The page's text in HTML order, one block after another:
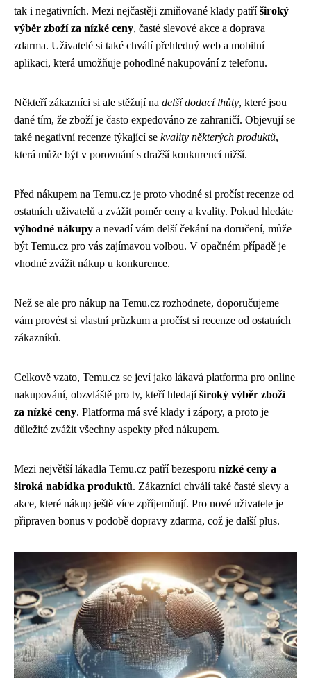
tak i negativních. Mezi nejčastěji zmiňované klady patříširoký
výběr zboží za nízké ceny, časté slevové akce a doprava
zdarma. Uživatelé si také chválí přehledný web a mobilní
aplikaci, která umožňuje pohodlné nakupování z telefonu.
Někteří zákazníci si ale stěžují na delší dodací lhůty, které jsou
dané tím, že zboží je často expedováno ze zahraničí. Objevují se
také negativní recenze týkající se kvality některých produktů,
která může být v porovnání s dražší konkurencí nižší.
Před nákupem na Temu.cz je proto vhodné si pročíst recenze od
ostatních uživatelů a zvážit poměr ceny a kvality. Pokud hledáte
výhodné nákupy a nevadí vám delší čekání na doručení, může
být Temu.cz pro vás zajímavou volbou. V opačném případě je
vhodné zvážit nákup u konkurence.
Než se ale pro nákup na Temu.cz rozhodnete, doporučujeme
vám provést si vlastní průzkum a pročíst si recenze od ostatních
zákazníků.
Celkově vzato, Temu.cz se jeví jako lákavá platforma pro online
nakupování, obzvláště pro ty, kteří hledajíširoký výběr zboží
za nízké ceny. Platforma má své klady i zápory, a proto je
důležité zvážit všechny aspekty před nákupem.
Mezi největší lákadla Temu.cz patří bezesporu nízké ceny a
široká nabídka produktů. Zákazníci chválí také časté slevy a
akce, které nákup ještě více zpříjemňují. Pro nové uživatele je
připraven bonus v podobě dopravy zdarma, což je další plus.